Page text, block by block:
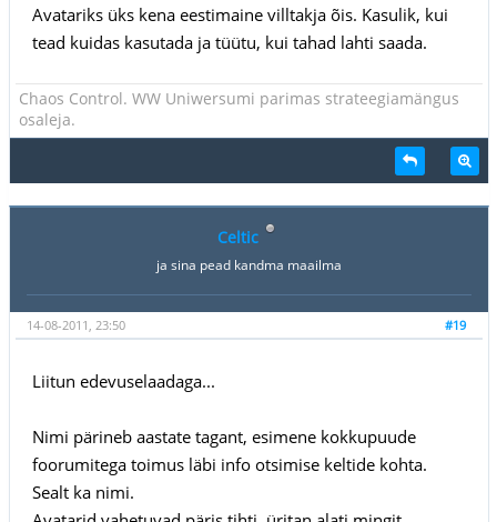
Avatariks üks kena eestimaine villtakja õis. Kasulik, kui
tead kuidas kasutada ja tüütu, kui tahad lahti saada.
Chaos Control. WW Uniwersumi parimas strateegiamängus
osaleja.
Celtic
ja sina pead kandma maailma
#19
14-08-2011, 23:50
Liitun edevuselaadaga...
Nimi pärineb aastate tagant, esimene kokkupuude
foorumitega toimus läbi info otsimise keltide kohta.
Sealt ka nimi.